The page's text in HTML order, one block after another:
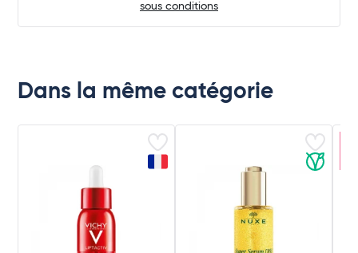
sous conditions
Dans la même catégorie